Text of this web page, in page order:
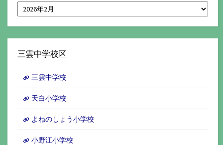
月
別
ア
イ
三雲中学校区
三雲中学校
天白小学校
よねのしょう小学校
小野江小学校